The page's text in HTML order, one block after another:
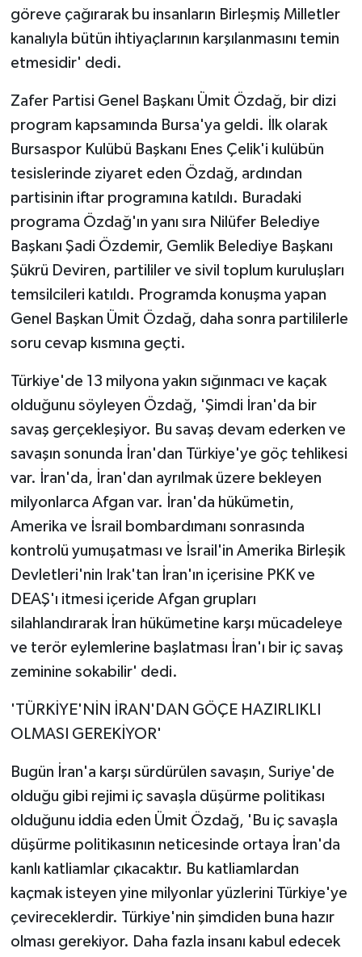
göreve çağırarak bu insanların Birleşmiş Milletler
kanalıyla bütün ihtiyaçlarının karşılanmasını temin
etmesidir' dedi.
Zafer Partisi Genel Başkanı Ümit Özdağ, bir dizi
program kapsamında Bursa'ya geldi. İlk olarak
Bursaspor Kulübü Başkanı Enes Çelik'i kulübün
tesislerinde ziyaret eden Özdağ, ardından
partisinin iftar programına katıldı. Buradaki
programa Özdağ'ın yanı sıra Nilüfer Belediye
Başkanı Şadi Özdemir, Gemlik Belediye Başkanı
Şükrü Deviren, partililer ve sivil toplum kuruluşları
temsilcileri katıldı. Programda konuşma yapan
Genel Başkan Ümit Özdağ, daha sonra partililerle
soru cevap kısmına geçti.
Türkiye'de 13 milyona yakın sığınmacı ve kaçak
olduğunu söyleyen Özdağ, 'Şimdi İran'da bir
savaş gerçekleşiyor. Bu savaş devam ederken ve
savaşın sonunda İran'dan Türkiye'ye göç tehlikesi
var. İran'da, İran'dan ayrılmak üzere bekleyen
milyonlarca Afgan var. İran'da hükümetin,
Amerika ve İsrail bombardımanı sonrasında
kontrolü yumuşatması ve İsrail'in Amerika Birleşik
Devletleri'nin Irak'tan İran'ın içerisine PKK ve
DEAŞ'ı itmesi içeride Afgan grupları
silahlandırarak İran hükümetine karşı mücadeleye
ve terör eylemlerine başlatması İran'ı bir iç savaş
zeminine sokabilir' dedi.
'TÜRKİYE'NİN İRAN'DAN GÖÇE HAZIRLIKLI
OLMASI GEREKİYOR'
Bugün İran'a karşı sürdürülen savaşın, Suriye'de
olduğu gibi rejimi iç savaşla düşürme politikası
olduğunu iddia eden Ümit Özdağ, 'Bu iç savaşla
düşürme politikasının neticesinde ortaya İran'da
kanlı katliamlar çıkacaktır. Bu katliamlardan
kaçmak isteyen yine milyonlar yüzlerini Türkiye'ye
çevireceklerdir. Türkiye'nin şimdiden buna hazır
olması gerekiyor. Daha fazla insanı kabul edecek